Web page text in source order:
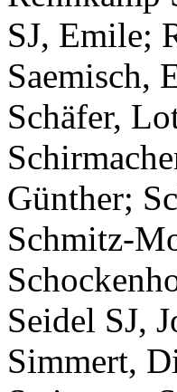
SJ, Emile;
Saemisch,
Schäfer,
Günther;
Schmitz-
Seidel SJ,
Simmert,